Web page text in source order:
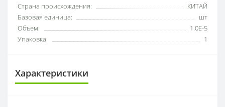
Cтрана происхождения:
КИТАЙ
Базовая единица:
шт
Объем:
1.0E-5
Упаковка:
1
Характеристики